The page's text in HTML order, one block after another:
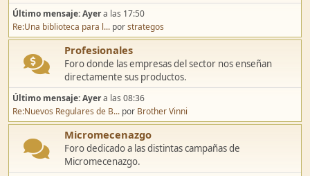
Último mensaje:Ayera las 17:50
Re:Una biblioteca para l... porstrategos
Profesionales
Foro donde las empresas del sector nos enseñan
directamente sus productos.
Último mensaje:Ayera las 08:36
Re:Nuevos Regulares de B... por Brother Vinni
Micromecenazgo
Foro dedicado a las distintas campañas de
Micromecenazgo.